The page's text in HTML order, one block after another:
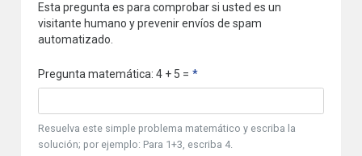
Esta pregunta es para comprobar si usted es un
visitante humano y prevenir envíos de spam
automatizado.
Pregunta matemática: 4 + 5 =
Resuelva este simple problema matemático y escriba la
solución; por ejemplo: Para 1+3, escriba 4.